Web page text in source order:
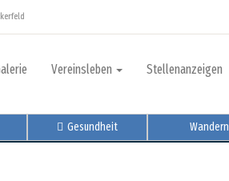
Vereinsleben Stellenanzeigen
Gesundheit Wandern